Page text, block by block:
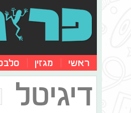
ראשי מגזין
דיגיטל